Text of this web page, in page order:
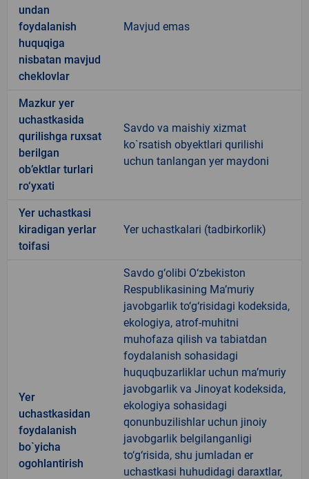
undan
foydalanish
huquqiga
nisbatan mavjud
cheklovlar
Mavjud emas
Mazkur yer
uchastkasida
qurilishga ruxsat
berilgan
ob’ektlar turlari
ro‘yxati
Savdo va maishiy xizmat
ko`rsatish obyektlari qurilishi
uchun tanlangan yer maydoni
Yer uchastkasi
kiradigan yerlar
toifasi
Yer uchastkalari (tadbirkorlik)
Yer
uchastkasidan
foydalanish
bo`yicha
ogohlantirish
Savdo g‘olibi O‘zbekiston
Respublikasining Ma’muriy
javobgarlik to‘g‘risidagi kodeksida,
ekologiya, atrof-muhitni
muhofaza qilish va tabiatdan
foydalanish sohasidagi
huquqbuzarliklar uchun ma’muriy
javobgarlik va Jinoyat kodeksida,
ekologiya sohasidagi
qonunbuzilishlar uchun jinoiy
javobgarlik belgilanganligi
to‘g‘risida, shu jumladan er
uchastkasi huhudidagi daraxtlar,